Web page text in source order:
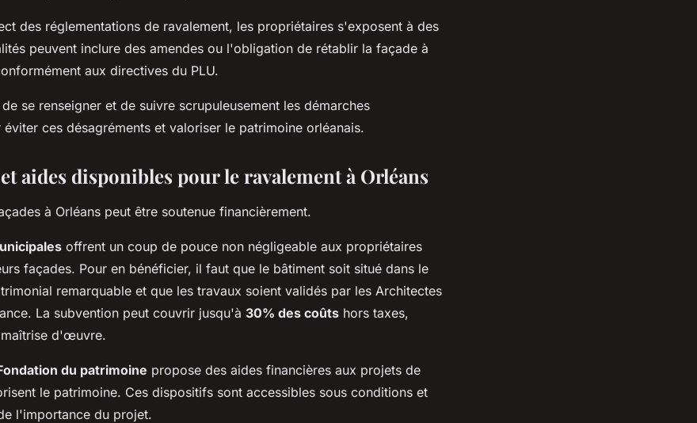
des réglementations de ravalement, les propriétaires s'exposent à des
peuvent inclure des amendes ou l'obligation de rétablir la façade à
aux directives du PLU.
se renseigner et de suivre scrupuleusement les démarches
ces désagréments et valoriser le patrimoine orléanais.
aides disponibles pour le ravalement à Orléans
à Orléans peut être soutenue financièrement.
offrent un coup de pouce non négligeable aux propriétaires
façades. Pour en bénéficier, il faut que le bâtiment soit situé dans le
remarquable et que les travaux soient validés par les Architectes
La subvention peut couvrir jusqu'à 30% des coûts hors taxes,
d'œuvre.
du patrimoine propose des aides financières aux projets de
le patrimoine. Ces dispositifs sont accessibles sous conditions et
l'importance du projet.